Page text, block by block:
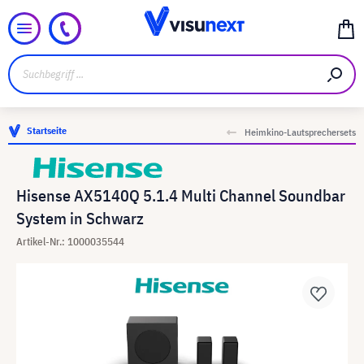
Startseite Heimkino-Lautsprechersets
Hisense AX5140Q 5.1.4 Multi Channel Soundbar
System in Schwarz
Artikel-Nr.: 1000035544